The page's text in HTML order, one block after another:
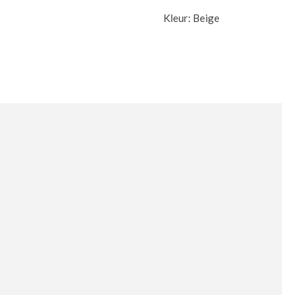
Kleur: Beige